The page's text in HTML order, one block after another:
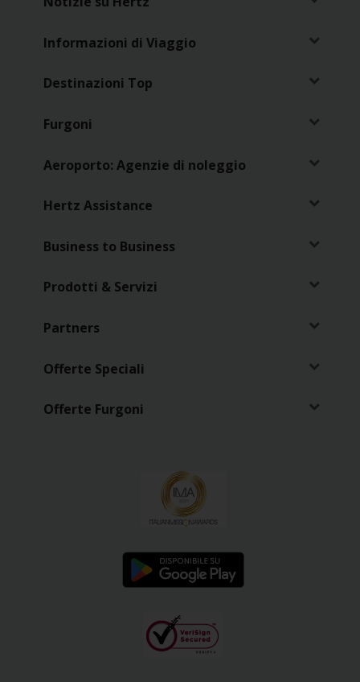
Service
Loyalty
Informazioni di Viaggio
Destinazioni Top
Furgoni
Aeroporto: Agenzie di noleggio
Hertz Assistance
Business to Business
Prodotti & Servizi
Partners
Offerte Speciali
Offerte Furgoni